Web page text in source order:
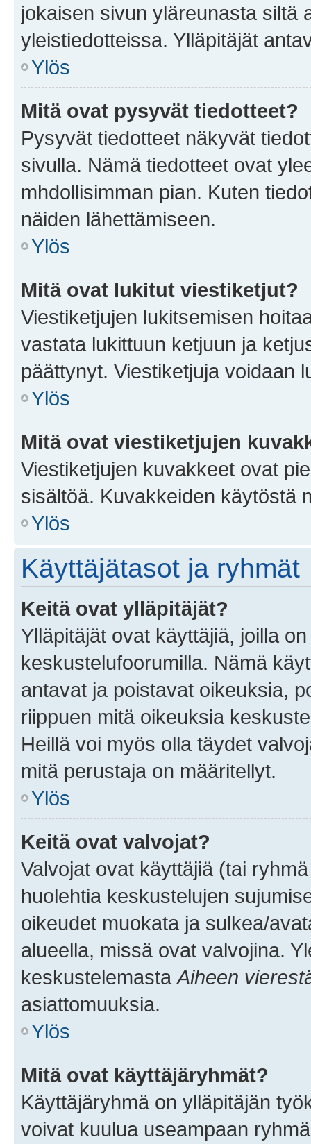
jokaisen sivun yläreunasta siltä
yleistiedotteissa. Ylläpitäjät
Ylös
Mitä ovat pysyvät tiedotteet?
Pysyvät tiedotteet näkyvät
sivulla. Nämä tiedotteet ovat
mhdollisimman pian. Kuten
näiden lähettämiseen.
Ylös
Mitä ovat lukitut viestiketjut?
Viestiketjujen lukitsemisen
vastata lukittuun ketjuun ja
päättynyt. Viestiketjuja voidaan
Ylös
Mitä ovat viestiketjujen
Viestiketjujen kuvakkeet ovat
sisältöä. Kuvakkeiden käytöstä
Ylös
Käyttäjätasot ja ryhmät
Keitä ovat ylläpitäjät?
Ylläpitäjät ovat käyttäjiä, joilla
keskustelufoorumilla. Nämä
antavat ja poistavat oikeuksia,
riippuen mitä oikeuksia
Heillä voi myös olla täydet
mitä perustaja on määritellyt.
Ylös
Keitä ovat valvojat?
Valvojat ovat käyttäjiä (tai
huolehtia keskustelujen
oikeudet muokata ja sulkea/
alueella, missä ovat valvojina.
keskustelemasta Aiheen
asiattomuuksia.
Ylös
Mitä ovat käyttäjäryhmät?
Käyttäjäryhmä on ylläpitäjän
voivat kuulua useampaan